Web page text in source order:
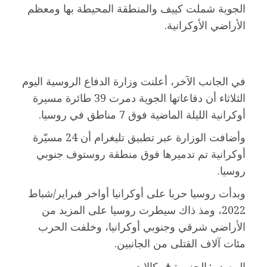
الجوية شملت كييف والمنطقة المحيطة بها ومعظم
الأراضي الأوكرانية.
في الجانب الآخر، أعلنت وزارة الدفاع الروسية اليوم
الثلاثاء أن دفاعاتها الجوية دمرت 39 طائرة مسيرة
أوكرانية الليلة الماضية فوق 7 مناطق في روسيا.
وأضافت الوزارة عبر تطبيق تليغرام أن 24 مسيّرة
أوكرانية تم تدميرها فوق منطقة روستوف جنوبي
روسيا.
وبدأت روسيا حربا على أوكرانيا أواخر فبراير/شباط
2022، ومذ ذاك سيطرت روسيا على المزيد من
الأراضي شرقي وجنوبي أوكرانيا، وخلفت الحرب
مئات آلاف القتلى من الجانبين.